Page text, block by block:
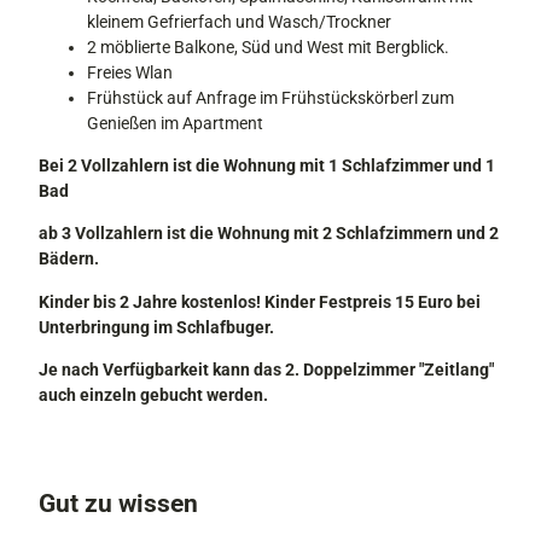
kleinem Gefrierfach und Wasch/Trockner
2 möblierte Balkone, Süd und West mit Bergblick.
Freies Wlan
Frühstück auf Anfrage im Frühstückskörberl zum
Genießen im Apartment
Bei 2 Vollzahlern ist die Wohnung mit 1 Schlafzimmer und 1
Bad
ab 3 Vollzahlern ist die Wohnung mit 2 Schlafzimmern und 2
Bädern.
Kinder bis 2 Jahre kostenlos! Kinder Festpreis 15 Euro bei
Unterbringung im Schlafbuger.
Je nach Verfügbarkeit kann das 2. Doppelzimmer "Zeitlang"
auch einzeln gebucht werden.
Gut zu wissen